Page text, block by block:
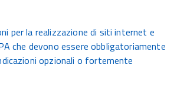
per la realizzazione di siti internet e
che devono essere obbligatoriamente
opzionali o fortemente